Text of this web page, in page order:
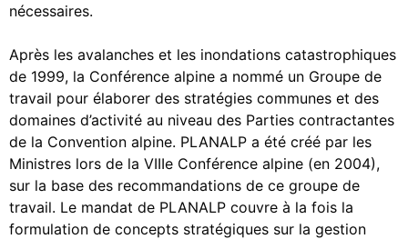
nécessaires.
Après les avalanches et les inondations catastrophiques
de 1999, la Conférence alpine a nommé un Groupe de
travail pour élaborer des stratégies communes et des
domaines d’activité au niveau des Parties contractantes
de la Convention alpine. PLANALP a été créé par les
Ministres lors de la VIIIe Conférence alpine (en 2004),
sur la base des recommandations de ce groupe de
travail. Le mandat de PLANALP couvre à la fois la
formulation de concepts stratégiques sur la gestion